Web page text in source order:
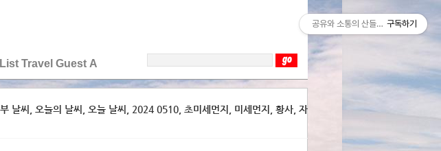
List Travel Guest A
날씨, 오늘의 날씨, 오늘 날씨, 2024 0510, 초미세먼지, 미세먼지, 황사, 자
공유와 소통의 산들바람구독하기